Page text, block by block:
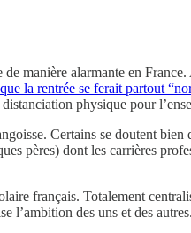
manière alarmante en France.
la rentrée se ferait partout
physique pour
Certains se doutent
pères) dont les carrières
français. Totalement
l’ambition des uns et des